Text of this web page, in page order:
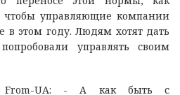
управляющие компании
этом году. Людям хотят дать
управлять своим
From-UA: - А как быть с